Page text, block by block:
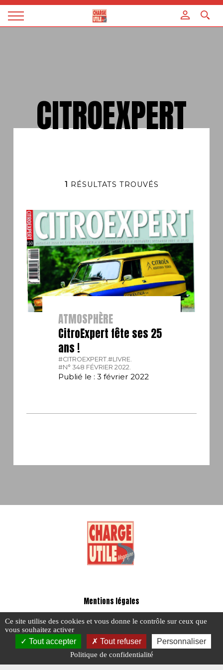
Magazine
CITROEXPERT
1 RÉSULTATS TROUVÉS
ATMOSPHÈRE
CitroExpert fête ses 25
ans !
#CITROEXPERT.#LIVRE.
#N° 348 FÉVRIER 2022.
Publié le : 3 février 2022
Mentions légales
-
A propos - FAQ
Panneau de gestion des cookies
Ce site utilise des cookies et vous donne le contrôle sur ceux que
vous souhaitez activer
Tout accepter Tout refuser Personnaliser
Politique de confidentialité